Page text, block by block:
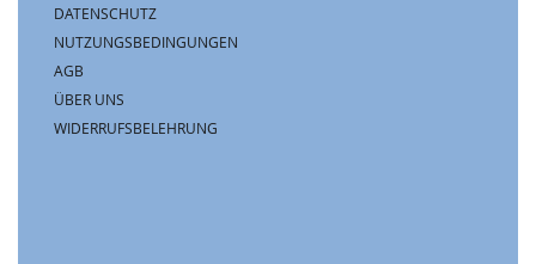
DATENSCHUTZ
NUTZUNGSBEDINGUNGEN
AGB
ÜBER UNS
WIDERRUFSBELEHRUNG